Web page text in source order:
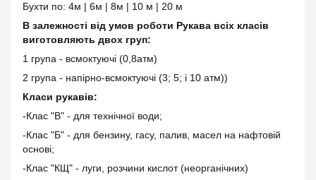
Бухти по: 4м | 6м | 8м | 10 м | 20 м
В залежності від умов роботи Рукава всіх класів
виготовляють двох груп:
1 група - всмоктуючі (0,8атм)
2 група - напірно-всмоктуючі (3; 5; і 10 атм))
Класи рукавів:
-Клас "В" - для технічної води;
-Клас "Б" - для бензину, гасу, палив, масел на нафтовій
основі;
-Клас "КЩ" - луги, розчини кислот (неорганічних)